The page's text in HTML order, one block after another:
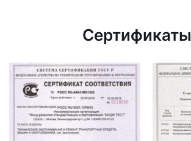
Сертификаты